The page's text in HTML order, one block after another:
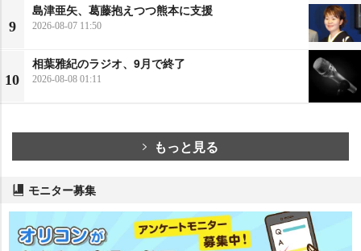
9
島津亜矢、葛藤抱えつつ熊本に支援
2026-08-07 11:50
10
相葉雅紀のラジオ、9月で終了
2026-08-08 01:11
もっと見る
モニター募集